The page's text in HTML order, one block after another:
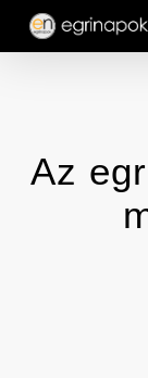
Skip
Az